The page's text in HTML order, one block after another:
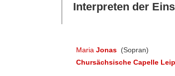
Interpreten der
Maria Jonas (Sopran)
Chursächsische Capelle